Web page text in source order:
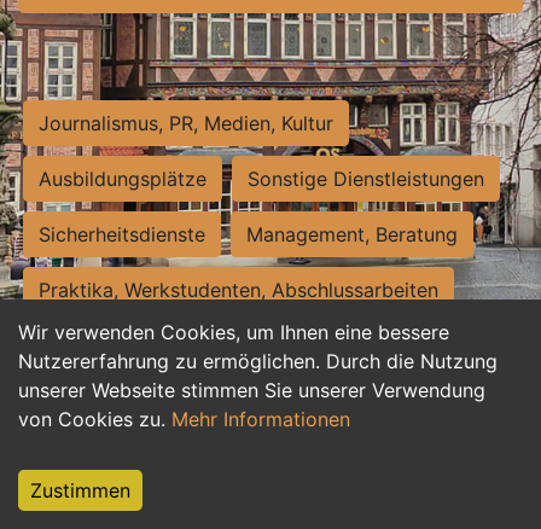
Wir verwenden Cookies, um Ihnen eine bessere
Nutzererfahrung zu ermöglichen. Durch die Nutzung
unserer Webseite stimmen Sie unserer Verwendung
von Cookies zu. Mehr Informationen
Zustimmen
Journalismus, PR, Medien, Kultur
Ausbildungsplätze Sonstige Dienstleistungen
Sicherheitsdienste Management, Beratung
Praktika, Werkstudenten, Abschlussarbeiten
Personalwesen Assistenz, Sekretariat
Hilfskräfte, Aushilfs- und Nebenjobs
Weiterbildung, Studium, duale Ausbildung